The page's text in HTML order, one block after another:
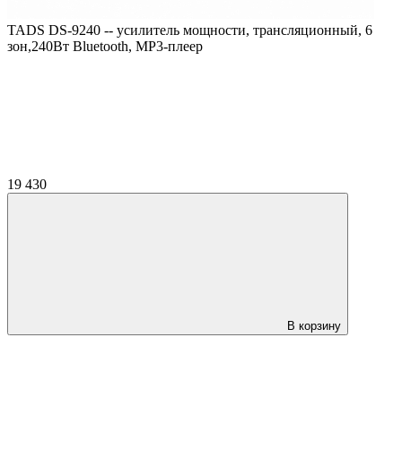
TADS DS-9240 -- усилитель мощности, трансляционный, 6
зон,240Вт Bluetooth, MP3-плеер
19 430
В корзину